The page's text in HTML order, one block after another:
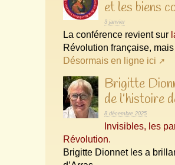
et les biens
3 janvier
La conférence revient sur
Révolution française,
Désormais en ligne ici
Brigitte
de l’histoire
8 décembre 2025
Invisibles, les
Révolution.
Brigitte Dionnet les a